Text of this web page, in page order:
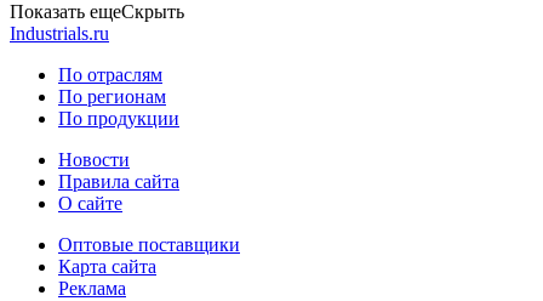
Показать ещеСкрыть
Industrials.ru
По отраслям
По регионам
По продукции
Новости
Правила сайта
О сайте
Оптовые поставщики
Карта сайта
Реклама